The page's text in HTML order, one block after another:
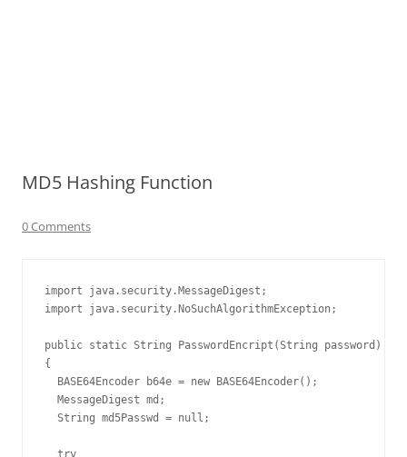
MD5 Hashing Function
0 Comments
import java.security.MessageDigest;
import java.security.NoSuchAlgorithmException;
public static String PasswordEncript(String password)
{
BASE64Encoder b64e = new BASE64Encoder();
MessageDigest md;
String md5Passwd = null;
try